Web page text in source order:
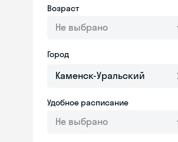
Возраст
Не выбрано
Город
Удобное расписание
Не выбрано